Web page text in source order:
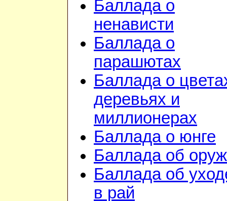
Баллада о
ненависти
Баллада о
парашютах
Баллада о
деревьях и
миллионерах
Баллада о юнге
Баллада об
Баллада об
в рай